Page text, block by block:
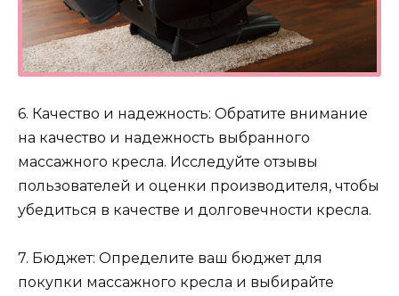
6. Качество и надежность: Обратите внимание
на качество и надежность выбранного
массажного кресла. Исследуйте отзывы
пользователей и оценки производителя, чтобы
убедиться в качестве и долговечности кресла.
7. Бюджет: Определите ваш бюджет для
покупки массажного кресла и выбирайте